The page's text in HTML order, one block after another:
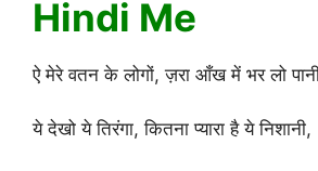
Hindi Me
ऐ मेरे वतन के लोगों, ज़रा आँख में भर लो
ये देखो ये तिरंगा, कितना प्यारा है ये निशानी,